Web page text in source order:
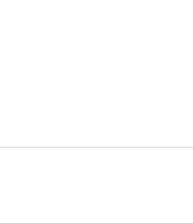
geeft duidelijk aan dat
Zo kan het zijn, dat je